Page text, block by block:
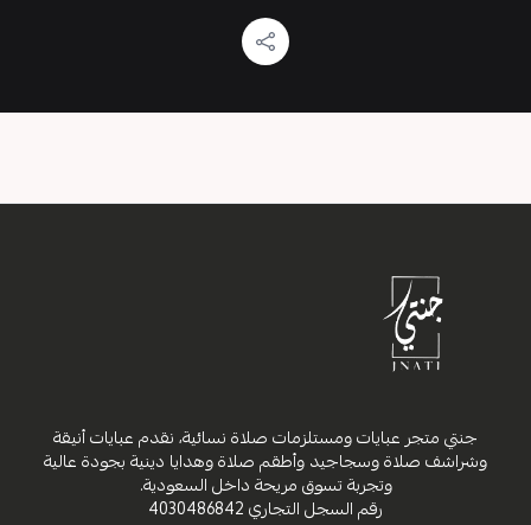
جنتي متجر عبايات ومستلزمات صلاة نسائية، نقدم عبايات أنيقة
وشراشف صلاة وسجاجيد وأطقم صلاة وهدايا دينية بجودة عالية
وتجربة تسوق مريحة داخل السعودية.
رقم السجل التجاري4030486842